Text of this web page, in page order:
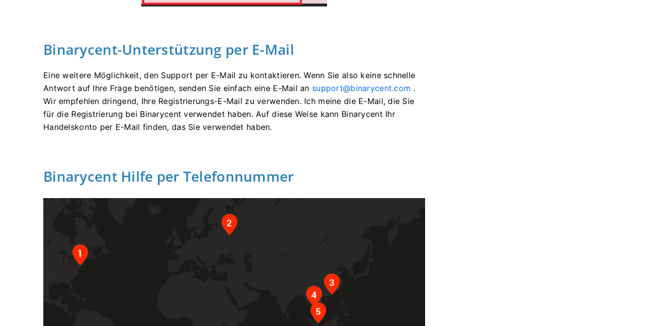
Binarycent-Unterstützung per E-Mail
Eine weitere Möglichkeit, den Support per E-Mail zu kontaktieren.Wenn Sie also keine schnelle
Antwort auf Ihre Frage benötigen, senden Sie einfach eine E-Mail an support@binarycent.com .
Wir empfehlen dringend, Ihre Registrierungs-E-Mail zu verwenden. Ich meine die E-Mail, die Sie
für die Registrierung bei Binarycent verwendet haben.Auf diese Weise kann Binarycent Ihr
Handelskonto per E-Mail finden, das Sie verwendet haben.
Binarycent Hilfe per Telefonnummer